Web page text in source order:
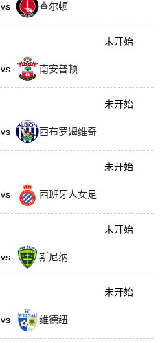
vs 查尔顿
vs 南安普顿
未开始
vs 西布罗姆维奇
未开始
vs 西班牙人女足
未开始
vs 斯尼纳
未开始
vs 维德纽
未开始